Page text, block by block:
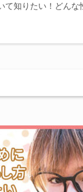
て知りたい！どんな